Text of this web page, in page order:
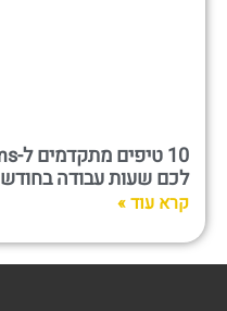
לכם שעות עבודה בחודש
קרא עוד »